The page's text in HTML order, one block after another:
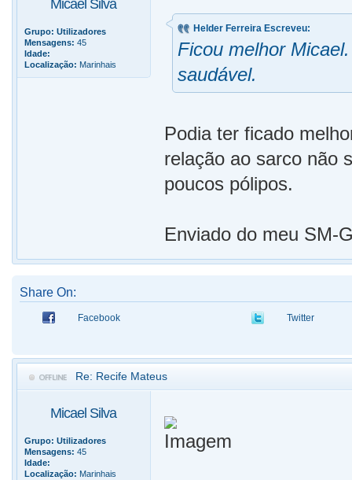
Micael Silva
Grupo: Utilizadores
Mensagens: 45
Idade:
Localização: Marinhais
Helder Ferreira Escreveu:
Ficou melhor
saudável.
Podia ter ficado
relação ao sarco não
poucos pólipos.
Enviado do meu SM-
Share On:
Facebook Twitter
Re: Recife Mateus
Micael Silva
Grupo: Utilizadores
Mensagens: 45
Idade:
Localização: Marinhais